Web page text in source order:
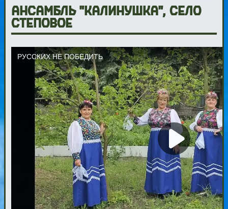
Ансамбль "Калинушка", село
Степовое